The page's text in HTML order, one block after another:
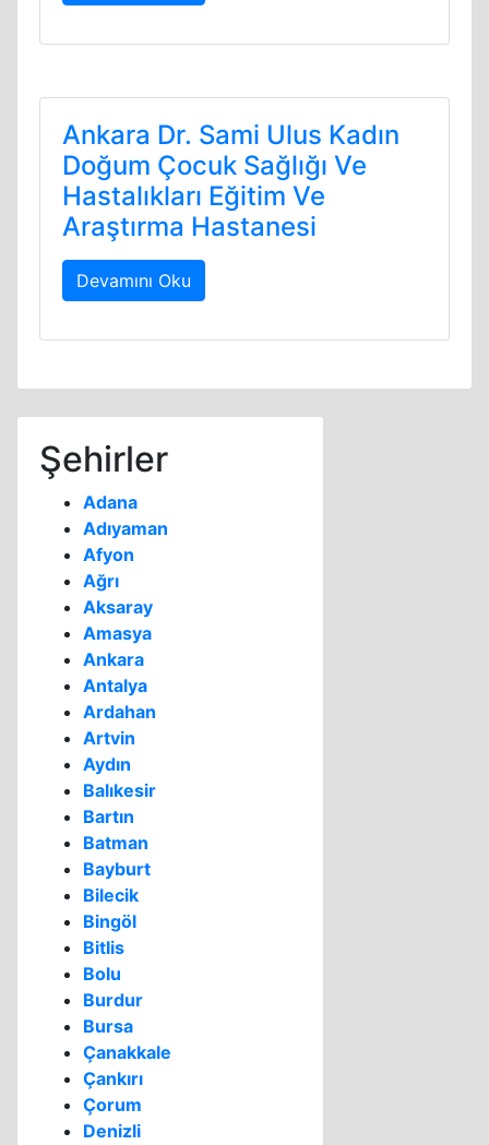
Ankara Dr. Sami Ulus Kadın
Doğum Çocuk Sağlığı Ve
Hastalıkları Eğitim Ve
Araştırma Hastanesi
Devamını Oku
Şehirler
Adana
Adıyaman
Afyon
Ağrı
Aksaray
Amasya
Ankara
Antalya
Ardahan
Artvin
Aydın
Balıkesir
Bartın
Batman
Bayburt
Bilecik
Bingöl
Bitlis
Bolu
Burdur
Bursa
Çanakkale
Çankırı
Çorum
Denizli